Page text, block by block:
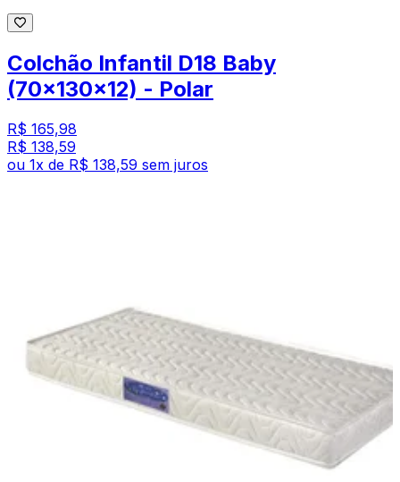
Colchão Infantil D18 Baby
(70x130x12) - Polar
R$ 165,98
R$ 138,59
ou 1x de R$ 138,59 sem juros